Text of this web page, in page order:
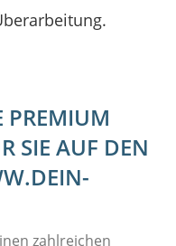
PREMIUM
SIE AUF DEN
zahlreichen